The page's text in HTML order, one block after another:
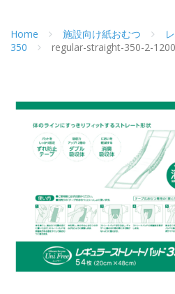
Home 施設向け紙おむつ
350
regular-straight-350-2-1200